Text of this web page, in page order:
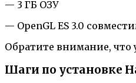
— 3 ГБ ОЗУ
— OpenGL ES 3.0
Обратите внимание, что
Шаги по установке